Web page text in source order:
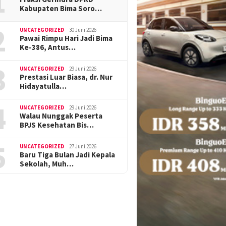
Kabupaten Bima Soro…
UNCATEGORIZED 30 Juni 2026
Pawai Rimpu Hari Jadi Bima
Ke-386, Antus…
UNCATEGORIZED 29 Juni 2026
Prestasi Luar Biasa, dr. Nur
Hidayatulla…
UNCATEGORIZED 29 Juni 2026
Walau Nunggak Peserta
BPJS Kesehatan Bis…
UNCATEGORIZED 27 Juni 2026
Baru Tiga Bulan Jadi Kepala
Sekolah, Muh…